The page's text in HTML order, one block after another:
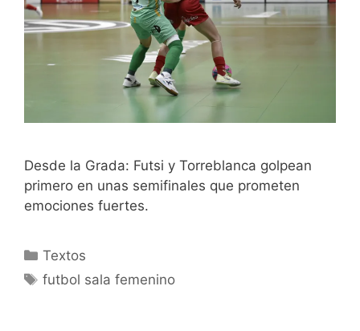
Desde la Grada: Futsi y Torreblanca golpean
primero en unas semifinales que prometen
emociones fuertes.
Categorías
Textos
Etiquetas
futbol sala femenino